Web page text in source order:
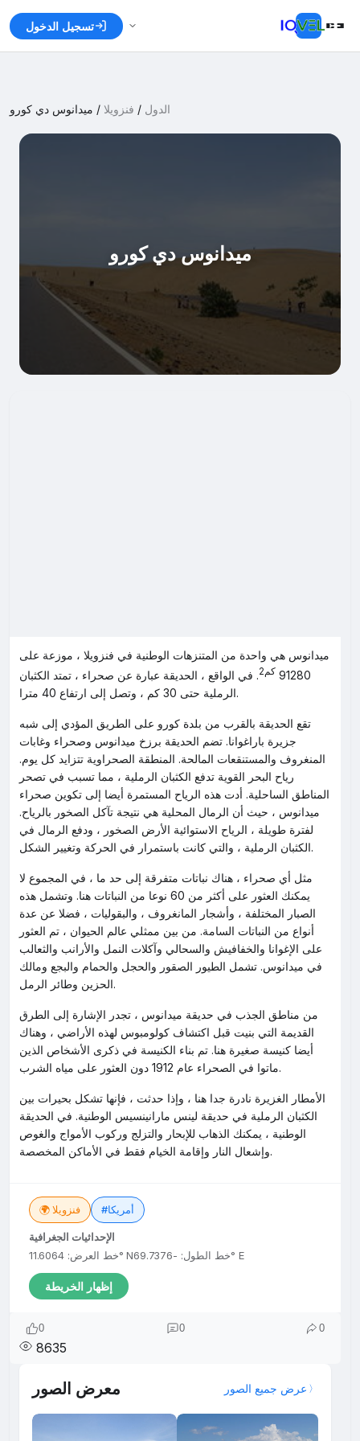
تسجيل الدخول
الدول / فنزويلا / ميدانوس دي كورو
ميدانوس دي كورو
ميدانوس هي واحدة من المتنزهات الوطنية في فنزويلا ، موزعة على
91280 كم2
. في الواقع ، الحديقة عبارة عن صحراء ، تمتد الكثبان
الرملية حتى 30 كم ، وتصل إلى ارتفاع 40 مترا.
تقع الحديقة بالقرب من بلدة كورو على الطريق المؤدي إلى شبه
جزيرة باراغوانا. تضم الحديقة برزخ ميدانوس وصحراء وغابات
المنغروف والمستنقعات المالحة. المنطقة الصحراوية تتزايد كل يوم.
رياح البحر القوية تدفع الكثبان الرملية ، مما تسبب في تصحر
المناطق الساحلية. أدت هذه الرياح المستمرة أيضا إلى تكوين صحراء
ميدانوس ، حيث أن الرمال المحلية هي نتيجة تآكل الصخور بالرياح.
لفترة طويلة ، الرياح الاستوائية الأرض الصخور ، ودفع الرمال في
الكثبان الرملية ، والتي كانت باستمرار في الحركة وتغيير الشكل.
مثل أي صحراء ، هناك نباتات متفرقة إلى حد ما ، في المجموع لا
يمكنك العثور على أكثر من 60 نوعا من النباتات هنا. وتشمل هذه
الصبار المختلفة ، وأشجار المانغروف ، والبقوليات ، فضلا عن عدة
أنواع من النباتات السامة. من بين ممثلي عالم الحيوان ، تم العثور
على الإغوانا والخفافيش والسحالي وآكلات النمل والأرانب والثعالب
في ميدانوس. تشمل الطيور الصقور والحجل والحمام والبجع ومالك
الحزين وطائر الرمل.
من مناطق الجذب في حديقة ميدانوس ، تجدر الإشارة إلى الطرق
القديمة التي بنيت قبل اكتشاف كولومبوس لهذه الأراضي ، وهناك
أيضا كنيسة صغيرة هنا. تم بناء الكنيسة في ذكرى الأشخاص الذين
ماتوا في الصحراء عام 1912 دون العثور على مياه الشرب.
الأمطار الغزيرة نادرة جدا هنا ، وإذا حدثت ، فإنها تشكل بحيرات بين
الكثبان الرملية في حديقة لينس مارانينسيس الوطنية. في الحديقة
الوطنية ، يمكنك الذهاب للإبحار والتزلج وركوب الأمواج والغوص
وإشعال النار وإقامة الخيام فقط في الأماكن المخصصة.
🌍 فنزويلا #أمريكا
الإحداثيات الجغرافية
خط العرض: 11.6064° N
خط الطول: -69.7376° E
إظهار الخريطة
0 0 0
8635
معرض الصور عرض جميع الصور